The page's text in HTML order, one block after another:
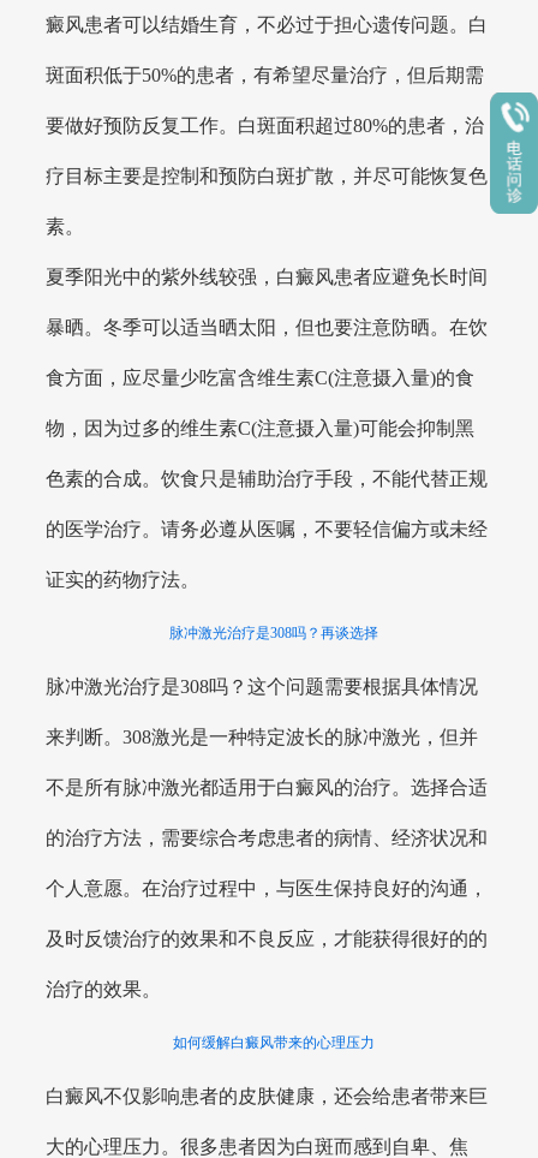
癜风患者可以结婚生育，不必过于担心遗传问题。白
斑面积低于50%的患者，有希望尽量治疗，但后期需
要做好预防反复工作。白斑面积超过80%的患者，治
疗目标主要是控制和预防白斑扩散，并尽可能恢复色
素。
夏季阳光中的紫外线较强，白癜风患者应避免长时间
暴晒。冬季可以适当晒太阳，但也要注意防晒。在饮
食方面，应尽量少吃富含维生素C(注意摄入量)的食
物，因为过多的维生素C(注意摄入量)可能会抑制黑
色素的合成。饮食只是辅助治疗手段，不能代替正规
的医学治疗。请务必遵从医嘱，不要轻信偏方或未经
证实的药物疗法。
脉冲激光治疗是308吗？再谈选择
脉冲激光治疗是308吗？这个问题需要根据具体情况
来判断。308激光是一种特定波长的脉冲激光，但并
不是所有脉冲激光都适用于白癜风的治疗。选择合适
的治疗方法，需要综合考虑患者的病情、经济状况和
个人意愿。在治疗过程中，与医生保持良好的沟通，
及时反馈治疗的效果和不良反应，才能获得很好的的
治疗的效果。
如何缓解白癜风带来的心理压力
白癜风不仅影响患者的皮肤健康，还会给患者带来巨
大的心理压力。很多患者因为白斑而感到自卑、焦